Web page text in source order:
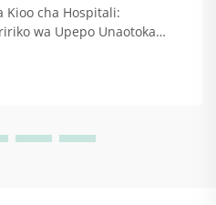
Kioo cha Hospitali:
wa Upepo Unaotoka
lisilokuwa na